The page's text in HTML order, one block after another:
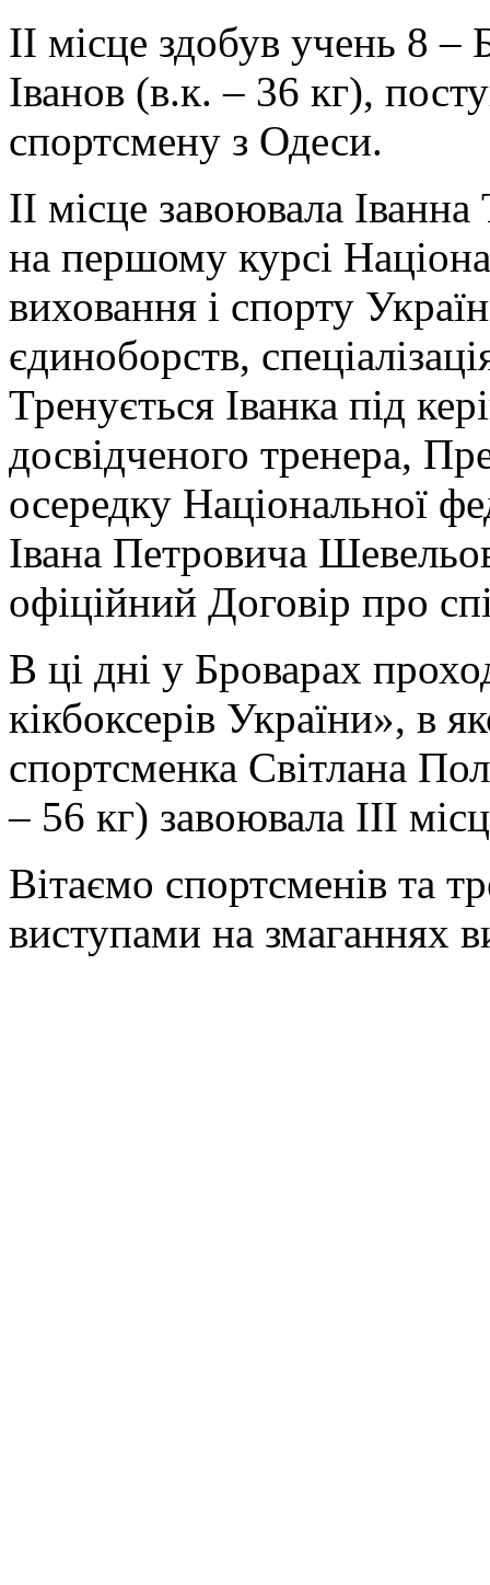
ІІ місце здобув учень
Іванов (в.к. – 36 кг),
спортсмену з Одеси.
ІІ місце завоювала
на першому курсі
виховання і спорту
єдиноборств,
Тренується Іванка під
досвідченого тренера,
осередку Національної
Івана Петровича
офіційний Договір про
В ці дні у Броварах
кікбоксерів України», в
спортсменка Світлана
– 56 кг) завоювала ІІІ
Вітаємо спортсменів та
виступами на змаганнях